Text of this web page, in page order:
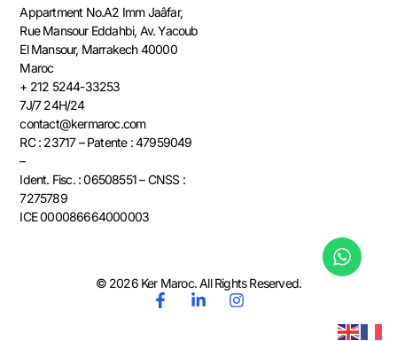
Appartment No.A2 Imm Jaâfar,
Rue Mansour Eddahbi, Av. Yacoub
El Mansour, Marrakech 40000
Maroc​​
+ 212 5244-33253
7J/7 24H/24
contact@kermaroc.com​
RC : 23717 – Patente : 47959049
–
Ident. Fisc. : 06508551 – CNSS :
7275789
ICE 000086664000003
© 2026 Ker Maroc. All Rights Reserved.